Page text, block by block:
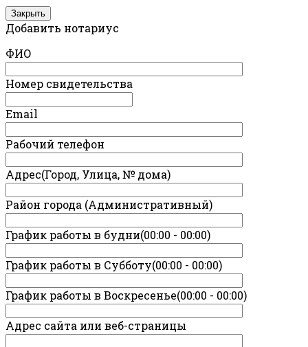
Закрыть
Добавить нотариус
ФИО
Номер свидетельства
Email
Рабочий телефон
Адрес(Город, Улица, № дома)
Район города (Административный)
График работы в будни(00:00 - 00:00)
График работы в Субботу(00:00 - 00:00)
График работы в Воскресенье(00:00 - 00:00)
Адрес сайта или веб-страницы